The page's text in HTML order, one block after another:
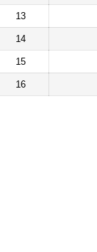
13
14
15
16